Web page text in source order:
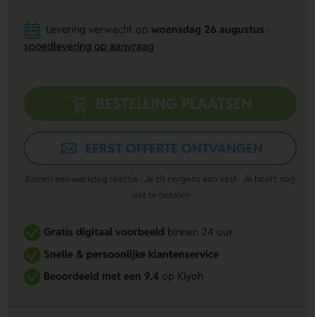
Levering verwacht op woensdag 26 augustus
spoedlevering op aanvraag
BESTELLING PLAATSEN
EERST OFFERTE ONTVANGEN
Binnen één werkdag reactie · Je zit nergens aan vast · Je hoeft nog
niet te betalen
Gratis digitaal voorbeeldbinnen 24 uur
Snelle & persoonlijke klantenservice
Beoordeeld met een 9,4op Kiyoh